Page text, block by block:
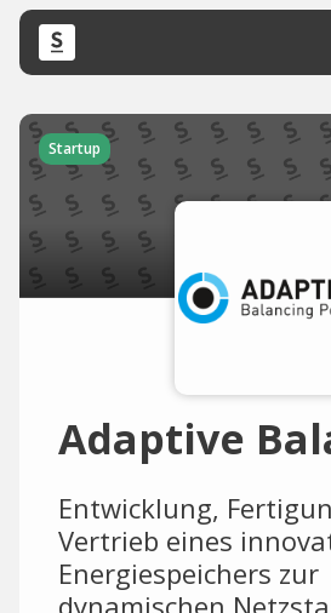
Startup
Entwicklung,
Vertrieb eines
Energiespeichers zur
dynamischen